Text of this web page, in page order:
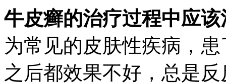
牛皮癣的治疗过程中应
为常见的皮肤性疾病，
之后都效果不好，总是